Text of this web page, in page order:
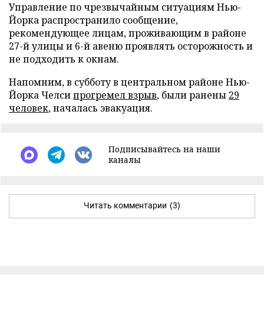
Управление по чрезвычайным ситуациям Нью-
Йорка распространило сообщение,
рекомендующее лицам, проживающим в районе
27-й улицы и 6-й авеню проявлять осторожность и
не подходить к окнам.
Напомним, в субботу в центральном районе Нью-
Йорка Челсипрогремел взрыв, были ранены 29
человек, началась эвакуация.
Подписывайтесь на наши
каналы
Читать комментарии (3)